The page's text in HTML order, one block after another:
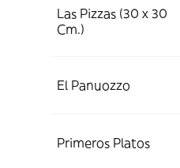
Las Pizzas (30 x 30
Cm.)
El Panuozzo
Primeros Platos